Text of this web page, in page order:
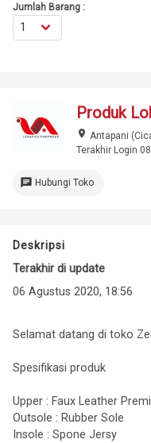
Jumlah Barang :
Produk
place Antapani
Terakhir Login
chat Hubungi Toko
Deskripsi
Terakhir di update
06 Agustus 2020, 18:56
Selamat datang di toko
Spesifikasi produk
Upper : Faux Leather
Outsole : Rubber Sole
Insole : Spone Jersy